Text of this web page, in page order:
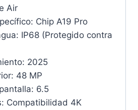
Air
Chip A19 Pro
IP68 (Protegido contra
2025
48 MP
6.5
Compatibilidad 4K